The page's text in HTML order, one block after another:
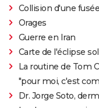
Collision d'une
Orages
Guerre en Iran
Carte de l'éclipse
La routine de Tom
"pour moi, c'est
Dr. Jorge Soto,